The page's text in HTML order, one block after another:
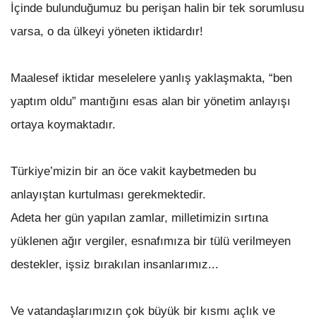
İçinde bulunduğumuz bu perişan halin bir tek sorumlusu
varsa, o da ülkeyi yöneten iktidardır!
Maalesef iktidar meselelere yanlış yaklaşmakta, “ben
yaptım oldu” mantığını esas alan bir yönetim anlayışı
ortaya koymaktadır.
Türkiye’mizin bir an öce vakit kaybetmeden bu
anlayıştan kurtulması gerekmektedir.
Adeta her gün yapılan zamlar, milletimizin sırtına
yüklenen ağır vergiler, esnafımıza bir tülü verilmeyen
destekler, işsiz bırakılan insanlarımız...
Ve vatandaşlarımızın çok büyük bir kısmı açlık ve